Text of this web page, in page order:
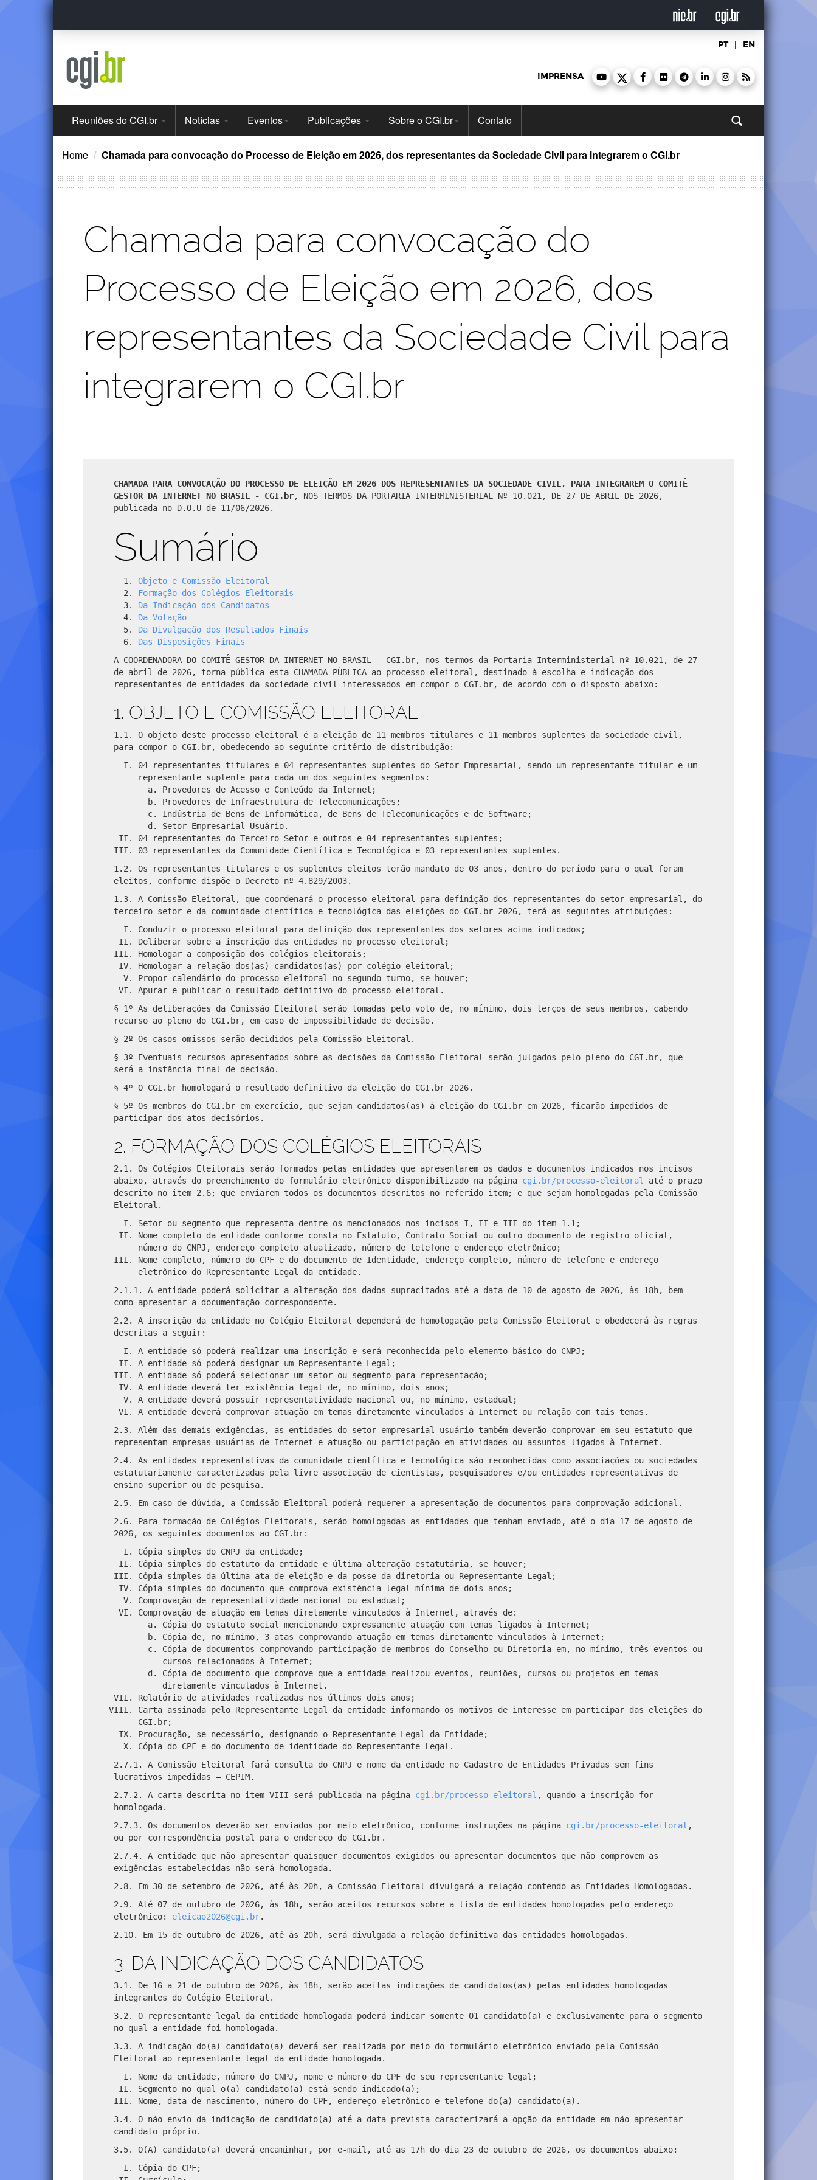
Ir
o
PT | EN
IMPRENSA
Menu
Principal
Reuniões do CGI.br Notícias Eventos Publicações Sobre o CGI.br Contato
Home Chamada para convocação do Processo de Eleição em 2026, dos representantes da Sociedade Civil para integrarem o CGI.br
Chamada para convocação do
Processo de Eleição em 2026, dos
representantes da Sociedade Civil para
integrarem o CGI.br
CHAMADA PARA CONVOCAÇÃO DO PROCESSO DE ELEIÇÃO EM 2026 DOS REPRESENTANTES DA SOCIEDADE CIVIL, PARA INTEGRAREM O COMITÊ
GESTOR DA INTERNET NO BRASIL - CGI.br, NOS TERMOS DA PORTARIA INTERMINISTERIAL Nº 10.021, DE 27 DE ABRIL DE 2026,
publicada no D.O.U de 11/06/2026.
Sumário
Objeto e Comissão Eleitoral
Formação dos Colégios Eleitorais
Da Indicação dos Candidatos
Da Votação
Da Divulgação dos Resultados Finais
Das Disposições Finais
A COORDENADORA DO COMITÊ GESTOR DA INTERNET NO BRASIL - CGI.br, nos termos da Portaria Interministerial nº 10.021, de 27
de abril de 2026, torna pública esta CHAMADA PÚBLICA ao processo eleitoral, destinado à escolha e indicação dos
representantes de entidades da sociedade civil interessados em compor o CGI.br, de acordo com o disposto abaixo:
1. OBJETO E COMISSÃO ELEITORAL
1.1. O objeto deste processo eleitoral é a eleição de 11 membros titulares e 11 membros suplentes da sociedade civil,
para compor o CGI.br, obedecendo ao seguinte critério de distribuição:
04 representantes titulares e 04 representantes suplentes do Setor Empresarial, sendo um representante titular e um
representante suplente para cada um dos seguintes segmentos:
Provedores de Acesso e Conteúdo da Internet;
Provedores de Infraestrutura de Telecomunicações;
Indústria de Bens de Informática, de Bens de Telecomunicações e de Software;
Setor Empresarial Usuário.
04 representantes do Terceiro Setor e outros e 04 representantes suplentes;
03 representantes da Comunidade Científica e Tecnológica e 03 representantes suplentes.
1.2. Os representantes titulares e os suplentes eleitos terão mandato de 03 anos, dentro do período para o qual foram
eleitos, conforme dispõe o Decreto nº 4.829/2003.
1.3. A Comissão Eleitoral, que coordenará o processo eleitoral para definição dos representantes do setor empresarial, do
terceiro setor e da comunidade científica e tecnológica das eleições do CGI.br 2026, terá as seguintes atribuições:
Conduzir o processo eleitoral para definição dos representantes dos setores acima indicados;
Deliberar sobre a inscrição das entidades no processo eleitoral;
Homologar a composição dos colégios eleitorais;
Homologar a relação dos(as) candidatos(as) por colégio eleitoral;
Propor calendário do processo eleitoral no segundo turno, se houver;
Apurar e publicar o resultado definitivo do processo eleitoral.
§ 1º As deliberações da Comissão Eleitoral serão tomadas pelo voto de, no mínimo, dois terços de seus membros, cabendo
recurso ao pleno do CGI.br, em caso de impossibilidade de decisão.
§ 2º Os casos omissos serão decididos pela Comissão Eleitoral.
§ 3º Eventuais recursos apresentados sobre as decisões da Comissão Eleitoral serão julgados pelo pleno do CGI.br, que
será a instância final de decisão.
§ 4º O CGI.br homologará o resultado definitivo da eleição do CGI.br 2026.
§ 5º Os membros do CGI.br em exercício, que sejam candidatos(as) à eleição do CGI.br em 2026, ficarão impedidos de
participar dos atos decisórios.
2. FORMAÇÃO DOS COLÉGIOS ELEITORAIS
2.1. Os Colégios Eleitorais serão formados pelas entidades que apresentarem os dados e documentos indicados nos incisos
abaixo, através do preenchimento do formulário eletrônico disponibilizado na página cgi.br/processo-eleitoral
até o prazo
descrito no item 2.6; que enviarem todos os documentos descritos no referido item; e que sejam homologadas pela Comissão
Eleitoral.
Setor ou segmento que representa dentre os mencionados nos incisos I, II e III do item 1.1;
Nome completo da entidade conforme consta no Estatuto, Contrato Social ou outro documento de registro oficial,
número do CNPJ, endereço completo atualizado, número de telefone e endereço eletrônico;
Nome completo, número do CPF e do documento de Identidade, endereço completo, número de telefone e endereço
eletrônico do Representante Legal da entidade.
2.1.1. A entidade poderá solicitar a alteração dos dados supracitados até a data de 10 de agosto de 2026, às 18h, bem
como apresentar a documentação correspondente.
2.2. A inscrição da entidade no Colégio Eleitoral dependerá de homologação pela Comissão Eleitoral e obedecerá às regras
descritas a seguir:
A entidade só poderá realizar uma inscrição e será reconhecida pelo elemento básico do CNPJ;
A entidade só poderá designar um Representante Legal;
A entidade só poderá selecionar um setor ou segmento para representação;
A entidade deverá ter existência legal de, no mínimo, dois anos;
A entidade deverá possuir representatividade nacional ou, no mínimo, estadual;
A entidade deverá comprovar atuação em temas diretamente vinculados à Internet ou relação com tais temas.
2.3. Além das demais exigências, as entidades do setor empresarial usuário também deverão comprovar em seu estatuto que
representam empresas usuárias de Internet e atuação ou participação em atividades ou assuntos ligados à Internet.
2.4. As entidades representativas da comunidade científica e tecnológica são reconhecidas como associações ou sociedades
estatutariamente caracterizadas pela livre associação de cientistas, pesquisadores e/ou entidades representativas de
ensino superior ou de pesquisa.
2.5. Em caso de dúvida, a Comissão Eleitoral poderá requerer a apresentação de documentos para comprovação adicional.
2.6. Para formação de Colégios Eleitorais, serão homologadas as entidades que tenham enviado, até o dia 17 de agosto de
2026, os seguintes documentos ao CGI.br:
Cópia simples do CNPJ da entidade;
Cópia simples do estatuto da entidade e última alteração estatutária, se houver;
Cópia simples da última ata de eleição e da posse da diretoria ou Representante Legal;
Cópia simples do documento que comprova existência legal mínima de dois anos;
Comprovação de representatividade nacional ou estadual;
Comprovação de atuação em temas diretamente vinculados à Internet, através de:
Cópia do estatuto social mencionando expressamente atuação com temas ligados à Internet;
Cópia de, no mínimo, 3 atas comprovando atuação em temas diretamente vinculados à Internet;
Cópia de documentos comprovando participação de membros do Conselho ou Diretoria em, no mínimo, três eventos ou
cursos relacionados à Internet;
Cópia de documento que comprove que a entidade realizou eventos, reuniões, cursos ou projetos em temas
diretamente vinculados à Internet.
Relatório de atividades realizadas nos últimos dois anos;
Carta assinada pelo Representante Legal da entidade informando os motivos de interesse em participar das eleições do
CGI.br;
Procuração, se necessário, designando o Representante Legal da Entidade;
Cópia do CPF e do documento de identidade do Representante Legal.
2.7.1. A Comissão Eleitoral fará consulta do CNPJ e nome da entidade no Cadastro de Entidades Privadas sem fins
lucrativos impedidas – CEPIM.
2.7.2. A carta descrita no item VIII será publicada na página cgi.br/processo-eleitoral , quando a inscrição for
homologada.
2.7.3. Os documentos deverão ser enviados por meio eletrônico, conforme instruções na página cgi.br/processo-eleitoral ,
ou por correspondência postal para o endereço do CGI.br.
2.7.4. A entidade que não apresentar quaisquer documentos exigidos ou apresentar documentos que não comprovem as
exigências estabelecidas não será homologada.
2.8. Em 30 de setembro de 2026, até às 20h, a Comissão Eleitoral divulgará a relação contendo as Entidades Homologadas.
2.9. Até 07 de outubro de 2026, às 18h, serão aceitos recursos sobre a lista de entidades homologadas pelo endereço
eletrônico: eleicao2026@cgi.br.
2.10. Em 15 de outubro de 2026, até às 20h, será divulgada a relação definitiva das entidades homologadas.
3. DA INDICAÇÃO DOS CANDIDATOS
3.1. De 16 a 21 de outubro de 2026, às 18h, serão aceitas indicações de candidatos(as) pelas entidades homologadas
integrantes do Colégio Eleitoral.
3.2. O representante legal da entidade homologada poderá indicar somente 01 candidato(a) e exclusivamente para o segmento
no qual a entidade foi homologada.
3.3. A indicação do(a) candidato(a) deverá ser realizada por meio do formulário eletrônico enviado pela Comissão
Eleitoral ao representante legal da entidade homologada.
Nome da entidade, número do CNPJ, nome e número do CPF de seu representante legal;
Segmento no qual o(a) candidato(a) está sendo indicado(a);
Nome, data de nascimento, número do CPF, endereço eletrônico e telefone do(a) candidato(a).
3.4. O não envio da indicação de candidato(a) até a data prevista caracterizará a opção da entidade em não apresentar
candidato próprio.
3.5. O(A) candidato(a) deverá encaminhar, por e-mail, até as 17h do dia 23 de outubro de 2026, os documentos abaixo:
Cópia do CPF;